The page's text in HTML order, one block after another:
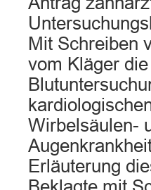
Mit Schreiben
vom Kläger
Wirbelsäulen-
Erläuterung